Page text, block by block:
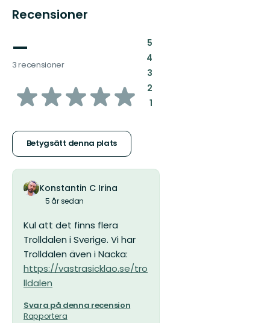
Recensioner
—
3 recensioner
av
stjärnor
Betygsätt denna plats
5:
4:
3:
2:
1:
Konstantin C Irina
5 år sedan
Kul att det finns flera
Trolldalen i Sverige. Vi har
Trolldalen även i Nacka:
https://vastrasicklao.se/tro
lldalen
Svara på denna recension
Rapportera